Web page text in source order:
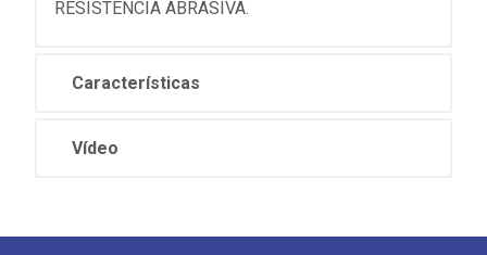
RESISTÊNCIA ABRASIVA.
Características
Vídeo